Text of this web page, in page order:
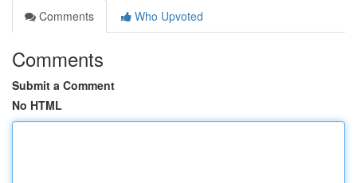
Comments
Who Upvoted
Comments
Submit a Comment
No HTML